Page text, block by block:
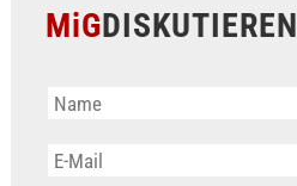
MiGDISKUTIEREN